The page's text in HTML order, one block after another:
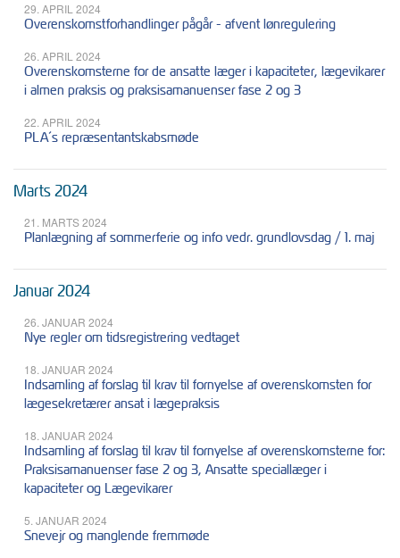
29. APRIL 2024
Overenskomstforhandlinger pågår - afvent lønregulering
26. APRIL 2024
Overenskomsterne for de ansatte læger i kapaciteter, lægevikarer
i almen praksis og praksisamanuenser fase 2 og 3
22. APRIL 2024
PLA´s repræsentantskabsmøde
Marts 2024
21. MARTS 2024
Planlægning af sommerferie og info vedr. grundlovsdag / 1. maj
Januar 2024
26. JANUAR 2024
Nye regler om tidsregistrering vedtaget
18. JANUAR 2024
Indsamling af forslag til krav til fornyelse af overenskomsten for
lægesekretærer ansat i lægepraksis
18. JANUAR 2024
Indsamling af forslag til krav til fornyelse af overenskomsterne for:
Praksisamanuenser fase 2 og 3, Ansatte speciallæger i
kapaciteter og Lægevikarer
5. JANUAR 2024
Snevejr og manglende fremmøde